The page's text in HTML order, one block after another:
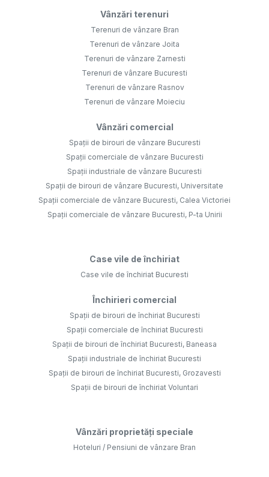
Vânzări terenuri
Terenuri de vânzare Bran
Terenuri de vânzare Joita
Terenuri de vânzare Zarnesti
Terenuri de vânzare Bucuresti
Terenuri de vânzare Rasnov
Terenuri de vânzare Moieciu
Vânzări comercial
Spații de birouri de vânzare Bucuresti
Spații comerciale de vânzare Bucuresti
Spații industriale de vânzare Bucuresti
Spații de birouri de vânzare Bucuresti, Universitate
Spații comerciale de vânzare Bucuresti, Calea Victoriei
Spații comerciale de vânzare Bucuresti, P-ta Unirii
Case vile de închiriat
Case vile de închiriat Bucuresti
Închirieri comercial
Spații de birouri de închiriat Bucuresti
Spații comerciale de închiriat Bucuresti
Spații de birouri de închiriat Bucuresti, Baneasa
Spații industriale de închiriat Bucuresti
Spații de birouri de închiriat Bucuresti, Grozavesti
Spații de birouri de închiriat Voluntari
Vânzări proprietăți speciale
Hoteluri / Pensiuni de vânzare Bran